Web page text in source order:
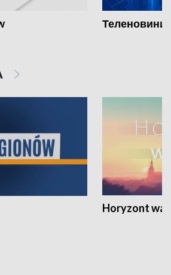
Теленовини
Horyzont